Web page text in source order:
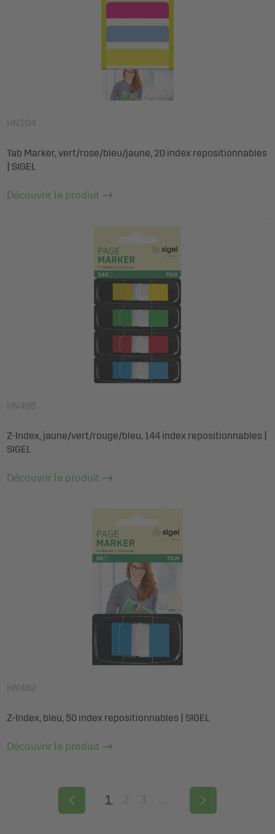
HN204
Tab Marker, vert/rose/bleu/jaune, 20 index repositionnables
| SIGEL
Découvrir le produit
HN495
Z-Index, jaune/vert/rouge/bleu, 144 index repositionnables |
SIGEL
Découvrir le produit
HN492
Z-Index, bleu, 50 index repositionnables | SIGEL
Découvrir le produit
1 2 3 ...